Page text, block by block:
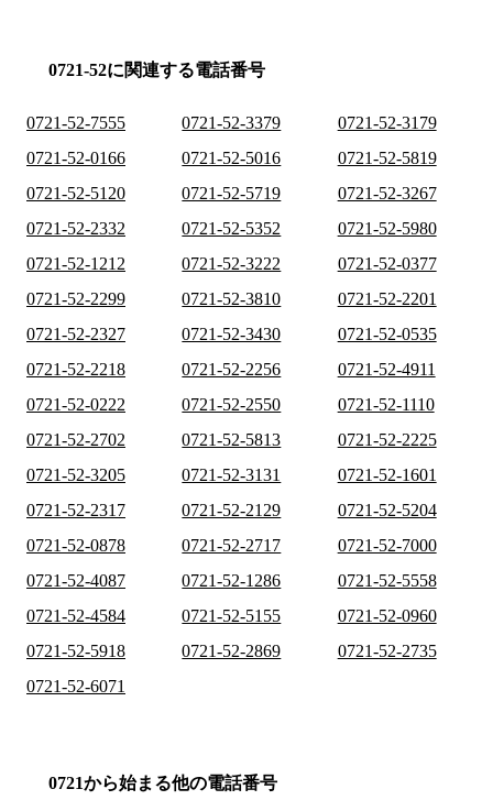
0721-52に関連する電話番号
0721-52-7555 0721-52-3379
0721-52-3179
0721-52-0166
0721-52-5016
0721-52-5819
0721-52-5120
0721-52-5719
0721-52-3267
0721-52-2332
0721-52-5352
0721-52-5980
0721-52-1212
0721-52-3222
0721-52-0377
0721-52-2299
0721-52-3810
0721-52-2201
0721-52-2327
0721-52-3430
0721-52-0535
0721-52-2218
0721-52-2256
0721-52-4911
0721-52-0222
0721-52-2550
0721-52-1110
0721-52-2702
0721-52-5813
0721-52-2225
0721-52-3205
0721-52-3131
0721-52-1601
0721-52-2317
0721-52-2129
0721-52-5204
0721-52-0878
0721-52-2717
0721-52-7000
0721-52-4087
0721-52-1286
0721-52-5558
0721-52-4584
0721-52-5155
0721-52-0960
0721-52-5918
0721-52-2869
0721-52-2735
0721-52-6071
0721から始まる他の電話番号